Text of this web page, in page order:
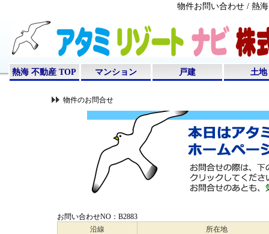
物件お問い合わせ / 熱
熱海 不動産 TOP マンション 戸建 土地
物件のお問合せ
お問い合わせNO：B2883
沿線
所在地